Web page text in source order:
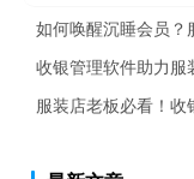
如何唤醒沉睡会员？
收银管理软件助力服
服装店老板必看！